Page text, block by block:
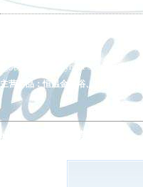
ag凯发k8国际 copyright © 上海五相仪
主营产品：恒温金属浴、拍打式均质
ag凯发k8国际的友情链接：